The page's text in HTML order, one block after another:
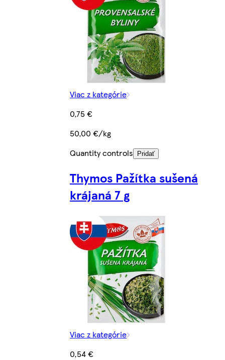
Viac z kategórie
0,75 €
50,00 €/kg
Quantity controls
Pridať
Thymos Pažítka sušená
krájaná 7 g
Viac z kategórie
0,54 €